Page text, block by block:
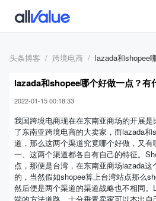
头条博客 跨境电商 lazada和shopee
lazada和shopee哪个好做一点？有
2022-01-15 00:18:33
我国跨境电商现在在东南亚商场的开展
了东南亚跨境电商的大卖家，而lazada
道，那么这两个渠道究竟哪个好做，又有
一、这两个渠道都各自有自己的特征。
点，那便是台湾，在东南亚商场lazada
的，当然假如shopee算上台湾站点那么
然后便是两个渠道的渠道战略也不相同